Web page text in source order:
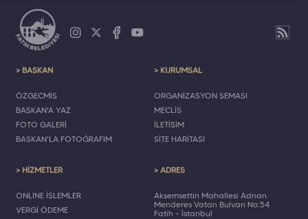
> BAŞKAN
ÖZGEÇMİŞ
BAŞKAN'A YAZ
FOTO GALERİ
BAŞKAN'LA FOTOĞRAFIM
> KURUMSAL
ORGANİZASYON ŞEMASI
MECLİS
İLETİŞİM
SİTE HARİTASI
> HİZMETLER
ONLINE İŞLEMLER
VERGİ ÖDEME
> ADRES
Akşemsettin Mahallesi Adnan
Menderes Vatan Bulvarı No:54
Fatih - İstanbul